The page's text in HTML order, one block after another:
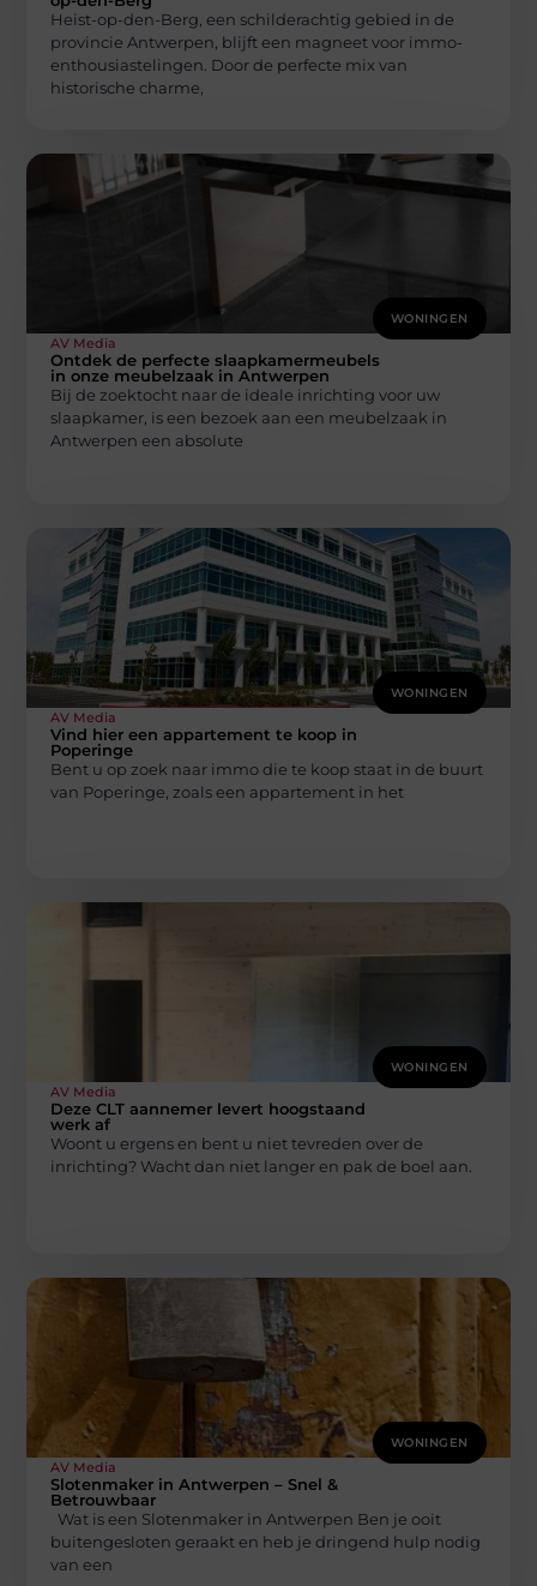
Heist-op-den-Berg, een schilderachtig gebied in de
provincie Antwerpen, blijft een magneet voor immo-
enthousiastelingen. Door de perfecte mix van
historische charme,
WONINGEN
AV Media
Ontdek de perfecte slaapkamermeubels
in onze meubelzaak in Antwerpen
Bij de zoektocht naar de ideale inrichting voor uw
slaapkamer, is een bezoek aan een meubelzaak in
Antwerpen een absolute
WONINGEN
AV Media
Vind hier een appartement te koop in
Poperinge
Bent u op zoek naar immo die te koop staat in de buurt
van Poperinge, zoals een appartement in het
WONINGEN
AV Media
Deze CLT aannemer levert hoogstaand
werk af
Woont u ergens en bent u niet tevreden over de
inrichting? Wacht dan niet langer en pak de boel aan.
WONINGEN
AV Media
Slotenmaker in Antwerpen – Snel &
Betrouwbaar
Wat is een Slotenmaker in Antwerpen Ben je ooit
buitengesloten geraakt en heb je dringend hulp nodig
van een